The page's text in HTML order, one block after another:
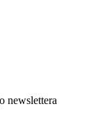
newslettera